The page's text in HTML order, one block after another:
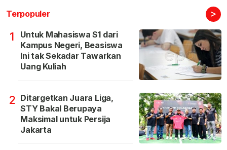
Terpopuler >
1
Untuk Mahasiswa S1 dari
Kampus Negeri, Beasiswa
Ini tak Sekadar Tawarkan
Uang Kuliah
2 Ditargetkan Juara Liga,
STY Bakal Berupaya
Maksimal untuk Persija
Jakarta